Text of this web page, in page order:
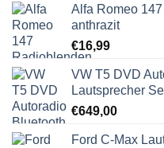
Alfa Romeo
anthrazit
€16,99
VW T5 DVD
Lautsprecher
€649,00
Ford C-Max